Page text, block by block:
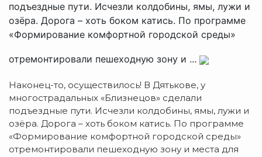
подъездные пути. Исчезли колдобины, ямы, лужи и
озёра. Дорога – хоть боком катись. По программе
«Формирование комфортной городской среды»
отремонтировали пешеходную зону и ...
Наконец-то, осуществилось! В Дятькове, у
многострадальных «Близнецов» сделали
подъездные пути. Исчезли колдобины, ямы, лужи и
озёра. Дорога – хоть боком катись. По программе
«Формирование комфортной городской среды»
отремонтировали пешеходную зону и места для